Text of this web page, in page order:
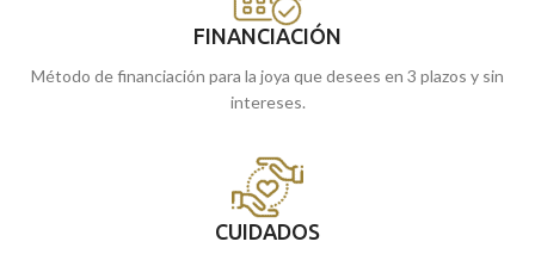
FINANCIACIÓN
Método de financiación para la joya que desees en 3 plazos y sin
intereses.
CUIDADOS